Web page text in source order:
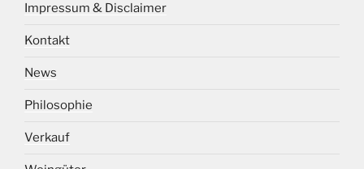
Impressum & Disclaimer
Kontakt
News
Philosophie
Verkauf